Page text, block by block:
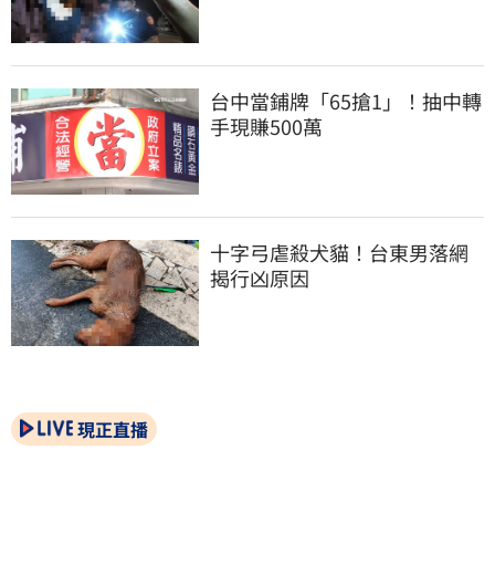
台中當鋪牌「65搶1」！抽中轉
手現賺500萬
十字弓虐殺犬貓！台東男落網
揭行凶原因
現正直播